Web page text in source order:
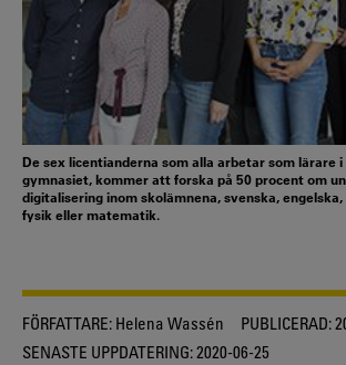
De sex licentianderna som alla arbetar som lärare
gymnasiet, kommer att forska på 50 procent om
digitalisering inom skolämnena, svenska,
fysik eller matematik.
FÖRFATTARE: Helena Wassén PUBLICERAD:
SENASTE UPPDATERING:2020-06-25